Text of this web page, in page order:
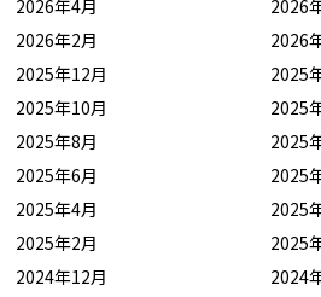
2026年4月
2026
2026年2月
2026
2025年12月
2025
2025年10月
2025
2025年8月
2025
2025年6月
2025
2025年4月
2025
2025年2月
2025
2024年12月
2024